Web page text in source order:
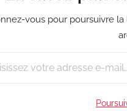
vous pour poursuivre la